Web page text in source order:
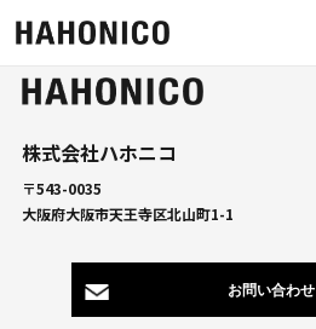
株式会社ハホニコ
〒543-0035
大阪府大阪市天王寺区北山町1-1
お問い合わせ